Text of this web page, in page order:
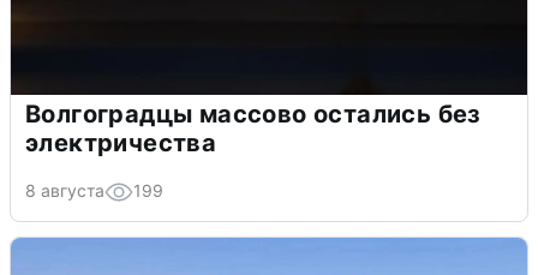
Волгоградцы массово остались без
электричества
8 августа 199